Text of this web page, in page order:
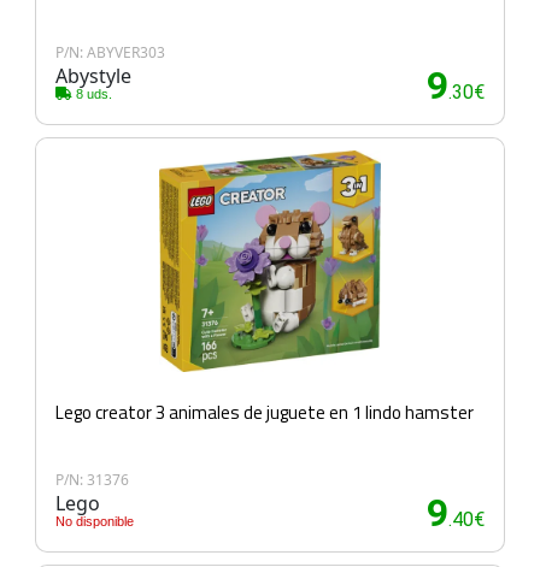
P/N: ABYVER303
Abystyle
8 uds. 9.30€
Lego creator 3 animales de juguete en 1 lindo hamster
P/N: 31376
Lego
No disponible 9.40€